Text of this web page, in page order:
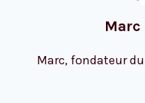
Marc
Marc, fondateur